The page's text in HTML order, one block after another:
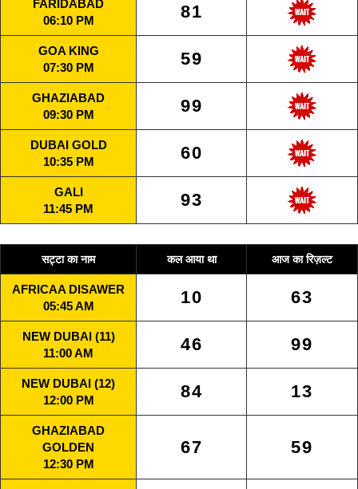
FARIDABAD
06:10 PM
81
GOA KING
07:30 PM
59
GHAZIABAD
09:30 PM
99
DUBAI GOLD
10:35 PM
60
GALI
11:45 PM
93
सट्टा का नाम कल आया था आज का रिज़ल्ट
AFRICAA DISAWER
05:45 AM
10 63
NEW DUBAI (11)
11:00 AM
46 99
NEW DUBAI (12)
12:00 PM
84 13
GHAZIABAD
GOLDEN
12:30 PM
67 59